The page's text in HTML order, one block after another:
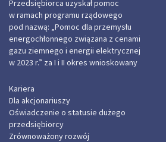
Przedsiębiorca uzyskał pomoc
w ramach programu rządowego
pod nazwą: „Pomoc dla przemysłu
energochłonnego związana z cenami
gazu ziemnego i energii elektrycznej
w 2023 r.” za I i II okres wnioskowany
Kariera
Dla akcjonariuszy
Oświadczenie o statusie dużego
przedsiębiorcy
Zrównoważony rozwój